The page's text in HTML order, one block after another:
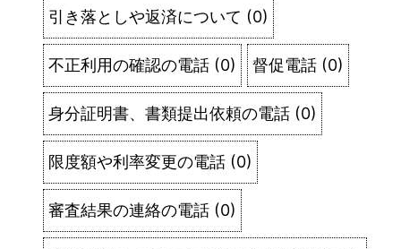
引き落としや返済について (0)
不正利用の確認の電話 (0) 督促電話 (0)
身分証明書、書類提出依頼の電話 (0)
限度額や利率変更の電話 (0)
審査結果の連絡の電話 (0)